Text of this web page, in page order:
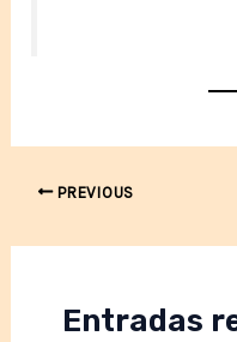
Post PREVIOUS
Entradas